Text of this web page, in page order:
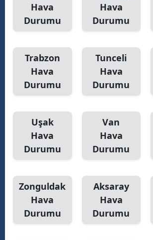
Hava
Durumu
Hava
Durumu
Trabzon
Hava
Durumu
Tunceli
Hava
Durumu
Uşak
Hava
Durumu
Van
Hava
Durumu
Zonguldak
Hava
Durumu
Aksaray
Hava
Durumu